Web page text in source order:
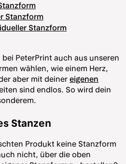
Stanzform
Stanzform
PeterPrint auch aus unseren
wählen, wie einem Herz,
aber mit deiner eigenen
sind endlos. So wird dein
Stanzen
Produkt keine Stanzform
nicht, über die oben